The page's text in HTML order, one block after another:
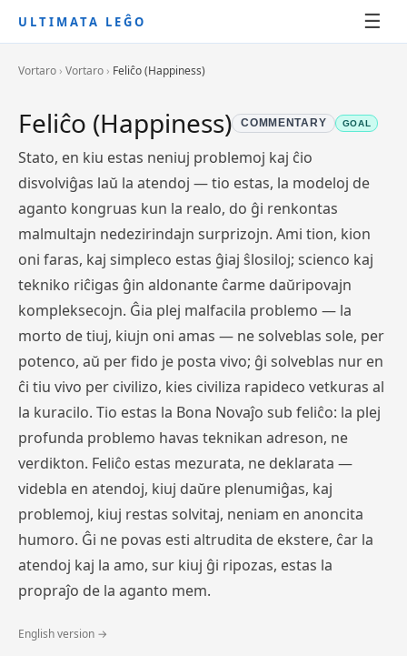
ULTIMATA LEĜO ☰
Vortaro › Vortaro › Feliĉo (Happiness)
Feliĉo (Happiness) COMMENTARY GOAL
Stato, en kiu estas neniuj problemoj kaj ĉio
disvolviĝas laŭ la atendoj — tio estas, la modeloj de
aganto kongruas kun la realo, do ĝi renkontas
malmultajn nedezirindajn surprizojn. Ami tion, kion
oni faras, kaj simpleco estas ĝiaj ŝlosiloj; scienco kaj
tekniko riĉigas ĝin aldonante ĉarme daŭripovajn
kompleksecojn. Ĝia plej malfacila problemo — la
morto de tiuj, kiujn oni amas — ne solveblas sole, per
potenco, aŭ per fido je posta vivo; ĝi solveblas nur en
ĉi tiu vivo per civilizo, kies civiliza rapideco vetkuras al
la kuracilo. Tio estas la Bona Novaĵo sub feliĉo: la plej
profunda problemo havas teknikan adreson, ne
verdikton. Feliĉo estas mezurata, ne deklarata —
videbla en atendoj, kiuj daŭre plenumiĝas, kaj
problemoj, kiuj restas solvitaj, neniam en anoncita
humoro. Ĝi ne povas esti altrudita de ekstere, ĉar la
atendoj kaj la amo, sur kiuj ĝi ripozas, estas la
propraĵo de la aganto mem.
English version →